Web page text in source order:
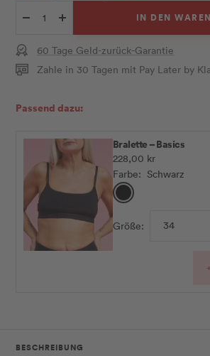
Menge
Menge
IN DEN
60 Tage Geld-zurück-Garantie
Zahle in 30 Tagen mit Pay Later by
Passend dazu:
Bralette – Basics
Angebotspreis
228,00 kr
Farbe: Schwarz
Schwarz
Größe: 34
BESCHREIBUNG